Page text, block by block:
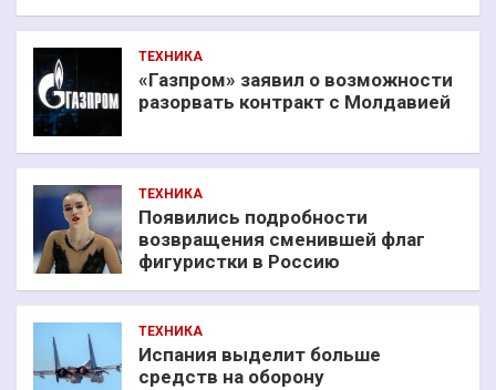
ТЕХНИКА
«Газпром» заявил о возможности
разорвать контракт с Молдавией
ТЕХНИКА
Появились подробности
возвращения сменившей флаг
фигуристки в Россию
ТЕХНИКА
Испания выделит больше
средств на оборону